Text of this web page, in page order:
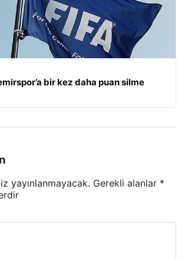
bir kez daha puan silme
yayınlanmayacak. Gerekli alanlar *